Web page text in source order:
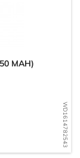
WD1614782543
MAH)